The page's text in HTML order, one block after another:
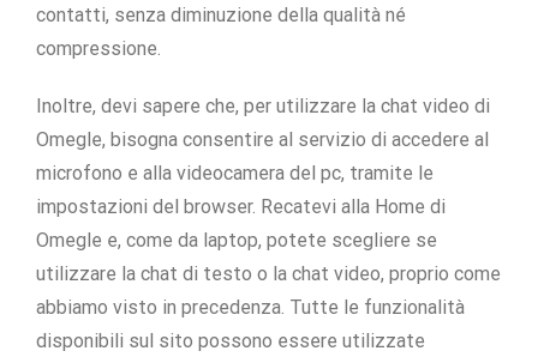
contatti, senza diminuzione della qualità né
compressione.
Inoltre, devi sapere che, per utilizzare la chat video di
Omegle, bisogna consentire al servizio di accedere al
microfono e alla videocamera del pc, tramite le
impostazioni del browser. Recatevi alla Home di
Omegle e, come da laptop, potete scegliere se
utilizzare la chat di testo o la chat video, proprio come
abbiamo visto in precedenza. Tutte le funzionalità
disponibili sul sito possono essere utilizzate